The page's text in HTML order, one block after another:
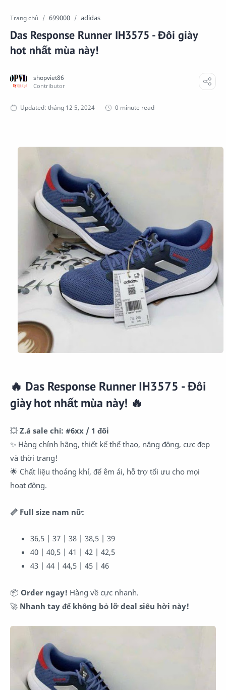
Trang chủ 699000 adidas
Das Response Runner IH3575 - Đôi giày
hot nhất mùa này!
0 minute read
🔥 Das Response Runner IH3575 - Đôi
giày hot nhất mùa này! 🔥
💥 Z.á sale chỉ: #6xx / 1 đôi
✨ Hàng chính hãng, thiết kế thể thao, năng động, cực đẹp
và thời trang!
🌟 Chất liệu thoáng khí, đế êm ái, hỗ trợ tối ưu cho mọi
hoạt động.
📏 Full size nam nữ:
36,5 | 37 | 38 | 38,5 | 39
40 | 40,5 | 41 | 42 | 42,5
43 | 44 | 44,5 | 45 | 46
📦 Order ngay! Hàng về cực nhanh.
🚀 Nhanh tay để không bỏ lỡ deal siêu hời này!